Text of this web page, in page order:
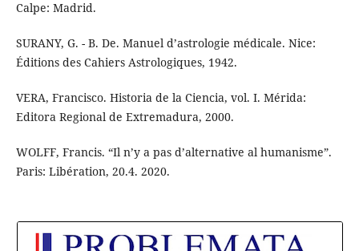
Calpe: Madrid.
SURANY, G. - B. De. Manuel d’astrologie médicale. Nice:
Éditions des Cahiers Astrologiques, 1942.
VERA, Francisco. Historia de la Ciencia, vol. I. Mérida:
Editora Regional de Extremadura, 2000.
WOLFF, Francis. “Il n’y a pas d’alternative al humanisme”.
Paris: Libération, 20.4. 2020.